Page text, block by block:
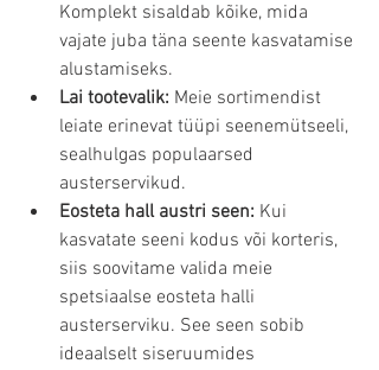
Komplekt sisaldab kõike, mida
vajate juba täna seente kasvatamise
alustamiseks.
Lai tootevalik: Meie sortimendist
leiate erinevat tüüpi seenemütseeli,
sealhulgas populaarsed
austerservikud.
Eosteta hall austri seen: Kui
kasvatate seeni kodus või korteris,
siis soovitame valida meie
spetsiaalse eosteta halli
austerserviku. See seen sobib
ideaalselt siseruumides